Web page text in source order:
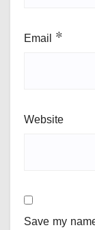
Email *
Website
Save my